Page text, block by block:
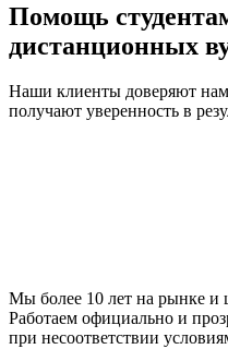
Помощь
дистанционных
Наши клиенты доверяют нам
получают уверенность в
Мы более 10 лет на рынке и
Работаем официально и
при несоответствии